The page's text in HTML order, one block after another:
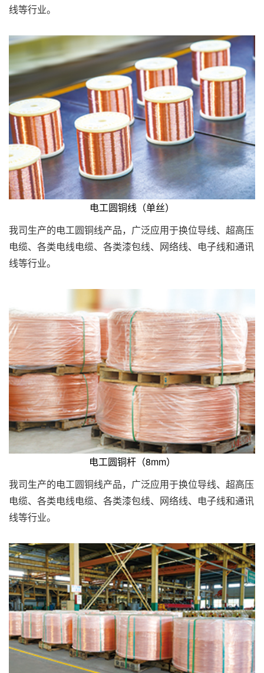
线等行业。
电工圆铜线（单丝）
我司生产的电工圆铜线产品，广泛应用于换位导线、超高压
电缆、各类电线电缆、各类漆包线、网络线、电子线和通讯
线等行业。
电工圆铜杆（8mm）
我司生产的电工圆铜线产品，广泛应用于换位导线、超高压
电缆、各类电线电缆、各类漆包线、网络线、电子线和通讯
线等行业。